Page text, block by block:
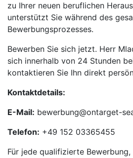
zu Ihrer neuen beruflichen
unterstützt Sie während des
Bewerbungsprozesses.
Bewerben Sie sich jetzt. Herr
sich innerhalb von 24 Stunden
kontaktieren Sie Ihn direkt
Kontaktdetails:
E-Mail: bewerbung@ontarget-
Telefon: +49 152 03365455
Für jede qualifizierte